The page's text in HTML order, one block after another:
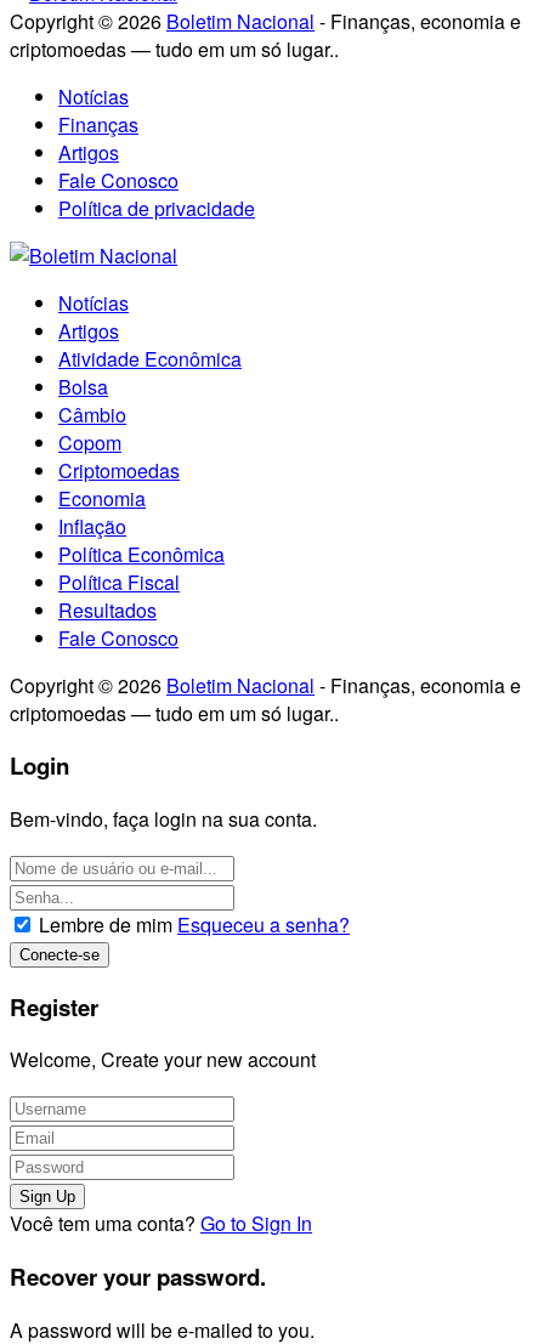
Copyright © 2026 Boletim Nacional - Finanças, economia e
criptomoedas — tudo em um só lugar..
Notícias
Finanças
Artigos
Fale Conosco
Política de privacidade
Notícias
Artigos
Atividade Econômica
Bolsa
Câmbio
Copom
Criptomoedas
Economia
Inflação
Política Econômica
Política Fiscal
Resultados
Fale Conosco
Copyright © 2026 Boletim Nacional - Finanças, economia e
criptomoedas — tudo em um só lugar..
Login
Bem-vindo, faça login na sua conta.
Lembre de mim Esqueceu a senha?
Register
Welcome, Create your new account
Você tem uma conta? Go to Sign In
Recover your password.
A password will be e-mailed to you.